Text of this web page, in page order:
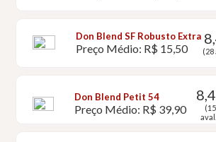
Don Blend SF Robusto Extra
Preço Médio: R$ 15,50 (28
Don Blend Petit 54
Preço Médio: R$ 39,90
(15